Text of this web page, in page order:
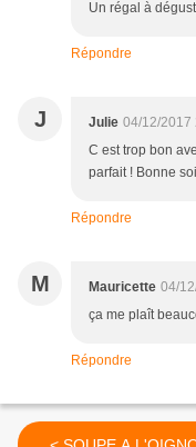
Un régal à
Répondre
J Julie 04/12/2017
C est trop bon
parfait ! Bonne
Répondre
M Mauricette 04/
ça me plaît
Répondre